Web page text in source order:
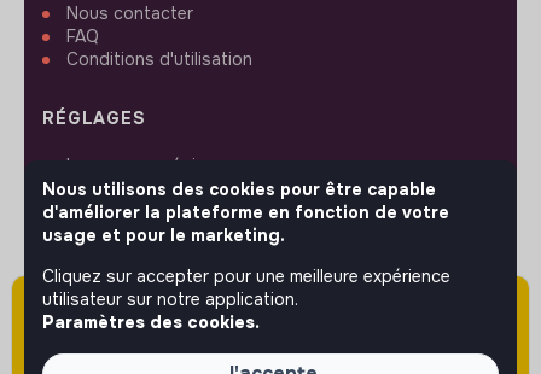
Attention cette annonce a été publiée il y a
plus de 60 jours (le 08/01/2026) et est sans
doute expirée ou non mise à jour.
Nous contacter
FAQ
Conditions d'utilisation
RÉGLAGES
Langues ou régions
Plan du site
Paramètres des cookies
Nous utilisons des cookies pour être capable
d'améliorer la plateforme en fonction de votre
usage et pour le marketing.
Cliquez sur accepter pour une meilleure expérience
utilisateur sur notre application.
Paramètres des cookies.